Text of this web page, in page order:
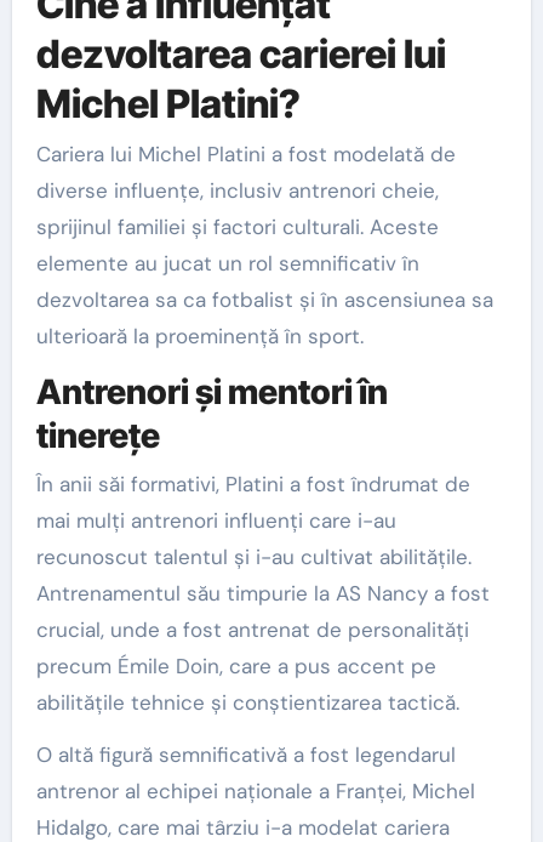
dezvoltarea carierei lui
Michel Platini?
Cariera lui Michel Platini a fost modelată de
diverse influențe, inclusiv antrenori cheie,
sprijinul familiei și factori culturali. Aceste
elemente au jucat un rol semnificativ în
dezvoltarea sa ca fotbalist și în ascensiunea sa
ulterioară la proeminență în sport.
Antrenori și mentori în
tinerețe
În anii săi formativi, Platini a fost îndrumat de
mai mulți antrenori influenți care i-au
recunoscut talentul și i-au cultivat abilitățile.
Antrenamentul său timpurie la AS Nancy a fost
crucial, unde a fost antrenat de personalități
precum Émile Doin, care a pus accent pe
abilitățile tehnice și conștientizarea tactică.
O altă figură semnificativă a fost legendarul
antrenor al echipei naționale a Franței, Michel
Hidalgo, care mai târziu i-a modelat cariera